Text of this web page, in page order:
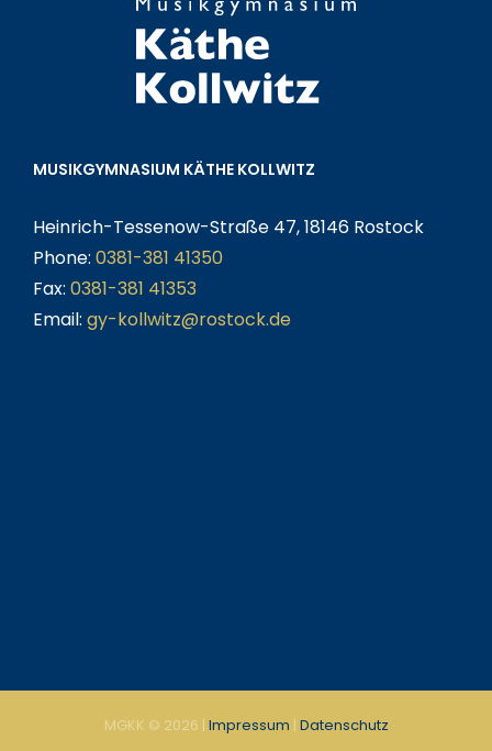
MUSIKGYMNASIUM KÄTHE KOLLWITZ
Heinrich-Tessenow-Straße 47, 18146 Rostock
Phone: 0381-381 41350
Fax: 0381-381 41353
Email: gy-kollwitz@rostock.de
MGKK © 2026 | Impressum | Datenschutz